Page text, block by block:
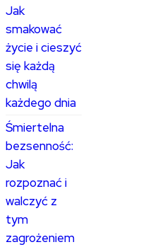
Jak
smakować
życie i cieszyć
się każdą
chwilą
każdego dnia
Śmiertelna
bezsenność:
Jak
rozpoznać i
walczyć z
tym
zagrożeniem